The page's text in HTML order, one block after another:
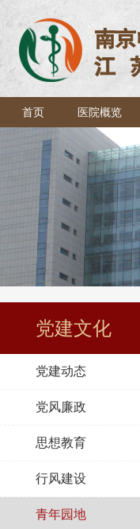
首页 医院概览
党建文化
党建动态
党风廉政
思想教育
行风建设
青年园地